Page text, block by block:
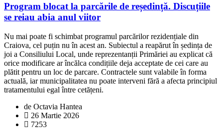
Program blocat la parcările de reședință. Discuțiile
se reiau abia anul viitor
Nu mai poate fi schimbat programul parcărilor rezidențiale din
Craiova, cel puțin nu în acest an. Subiectul a reapărut în ședința de
joi a Consiliului Local, unde reprezentanții Primăriei au explicat că
orice modificare ar încălca condițiile deja acceptate de cei care au
plătit pentru un loc de parcare. Contractele sunt valabile în forma
actuală, iar municipalitatea nu poate interveni fără a afecta principiul
tratamentului egal între cetățeni.
de Octavia Hantea
26 Martie 2026
7253